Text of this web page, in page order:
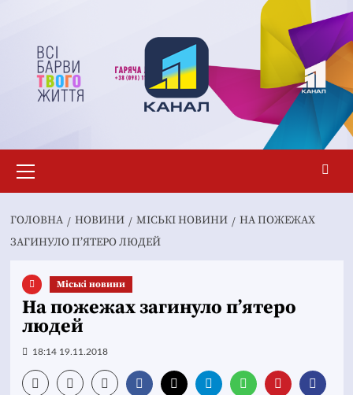
вмісту
меню
ГОЛОВНА НОВИНИ MІСЬКІ НОВИНИ
НА ПОЖЕЖАХ
ЗАГИНУЛО П’ЯТЕРО ЛЮДЕЙ
Mіські новини
На пожежах загинуло п’ятеро
людей
18:14 19.11.2018